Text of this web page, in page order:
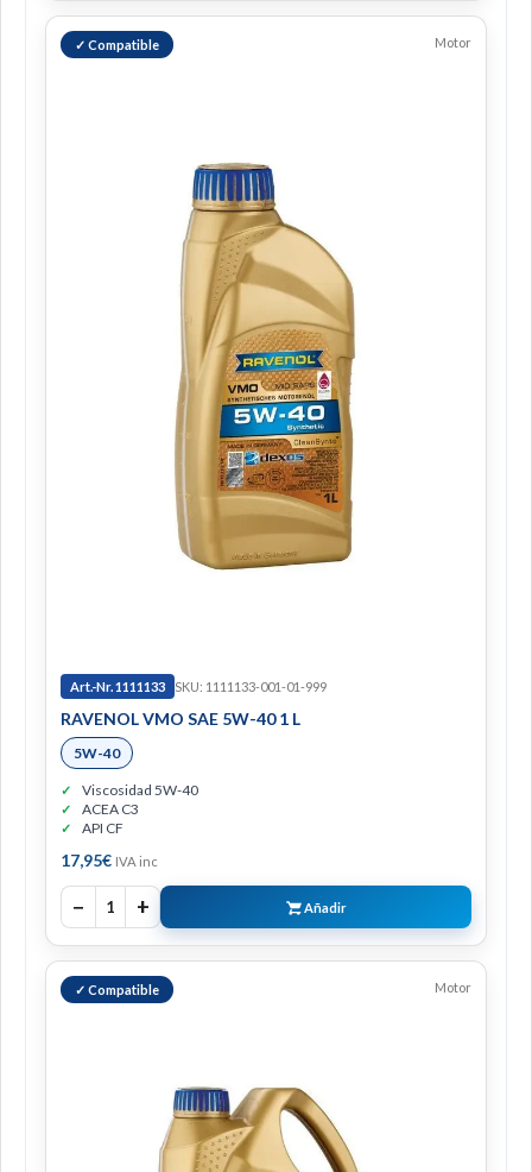
✓ Compatible Motor
Art.-Nr. 1111133 SKU: 1111133-001-01-999
RAVENOL VMO SAE 5W-40 1 L
5W-40
Viscosidad 5W-40
ACEA C3
API CF
17,95€ IVA inc
− 1 + Añadir
✓ Compatible Motor